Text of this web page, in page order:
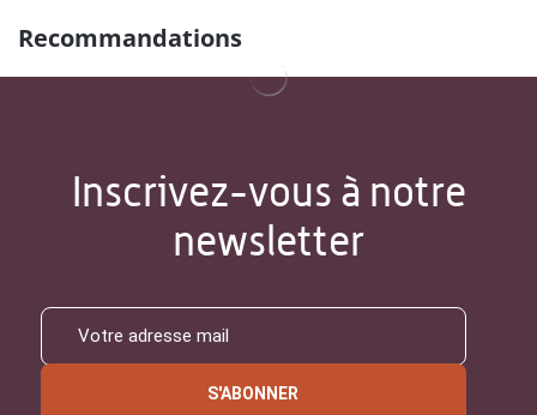
Recommandations
Inscrivez-vous à notre
newsletter
S'ABONNER